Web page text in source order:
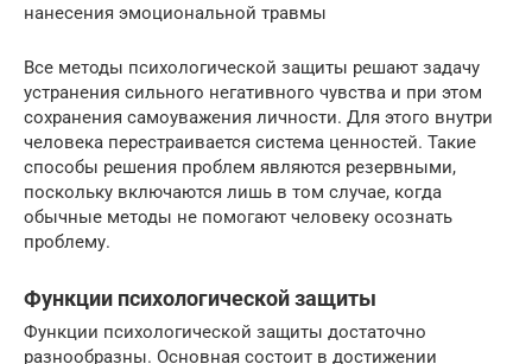
нанесения эмоциональной травмы
Все методы психологической защиты решают задачу
устранения сильного негативного чувства и при этом
сохранения самоуважения личности. Для этого внутри
человека перестраивается система ценностей. Такие
способы решения проблем являются резервными,
поскольку включаются лишь в том случае, когда
обычные методы не помогают человеку осознать
проблему.
Функции психологической защиты
Функции психологической защиты достаточно
разнообразны. Основная состоит в достижении